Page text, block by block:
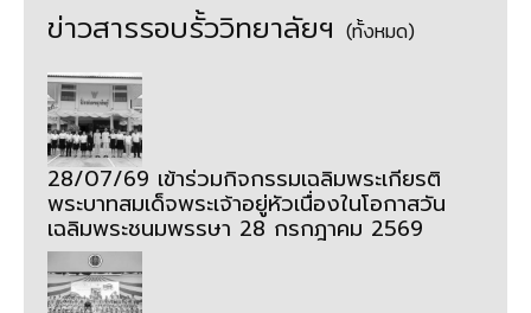
ข่าวสารรอบรั้ววิทยาลัยฯ (ทั้งหมด)
28/07/69 เข้าร่วมกิจกรรมเฉลิมพระเกียรติ
พระบาทสมเด็จพระเจ้าอยู่หัวเนื่องในโอกาสวัน
เฉลิมพระชนมพรรษา 28 กรกฎาคม 2569